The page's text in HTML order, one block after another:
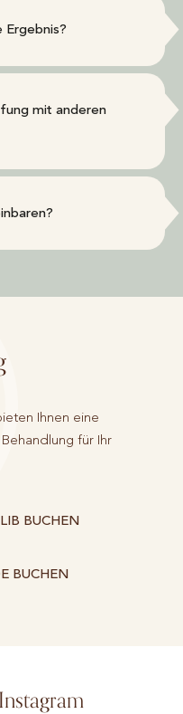
Ergebnis?
mit anderen
Ihnen eine
für Ihr
BUCHEN
BUCHEN